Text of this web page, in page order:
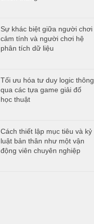
Sự khác biệt giữa người chơi
cảm tính và người chơi hệ
phân tích dữ liệu
Tối ưu hóa tư duy logic thông
qua các tựa game giải đố
học thuật
Cách thiết lập mục tiêu và kỷ
luật bản thân như một vận
động viên chuyên nghiệp